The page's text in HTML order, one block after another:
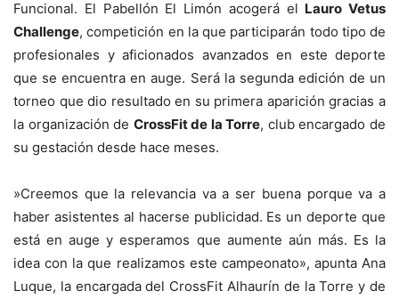
Funcional. El Pabellón El Limón acogerá el Lauro Vetus
Challenge, competición en la que participarán todo tipo de
profesionales y aficionados avanzados en este deporte
que se encuentra en auge. Será la segunda edición de un
torneo que dio resultado en su primera aparición gracias a
la organización de CrossFit de la Torre, club encargado de
su gestación desde hace meses.
»Creemos que la relevancia va a ser buena porque va a
haber asistentes al hacerse publicidad. Es un deporte que
está en auge y esperamos que aumente aún más. Es la
idea con la que realizamos este campeonato», apunta Ana
Luque, la encargada del CrossFit Alhaurín de la Torre y de